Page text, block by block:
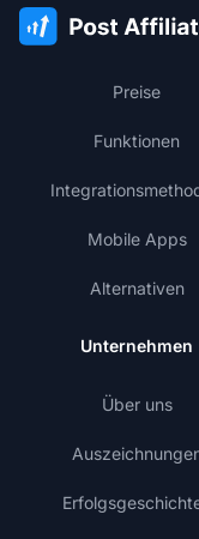
Preise
Funktionen
Mobile Apps
Alternativen
Unternehmen
Über uns